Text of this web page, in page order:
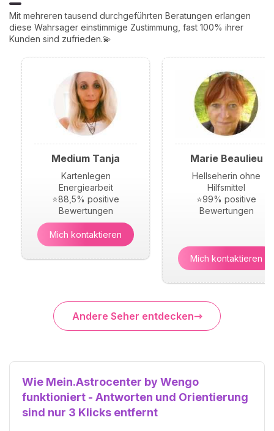
Mit mehreren tausend durchgeführten Beratungen erlangen
diese Wahrsager einstimmige Zustimmung, fast 100% ihrer
Kunden sind zufrieden.💫
Medium Tanja
Kartenlegen
Energiearbeit
⭐88,5% positive
Bewertungen
Mich kontaktieren
Marie Beaulieu
Hellseherin ohne
Hilfsmittel
⭐99% positive
Bewertungen
Mich kontaktieren
Andere Seher entdecken
Wie Mein.Astrocenter by Wengo
funktioniert - Antworten und Orientierung
sind nur 3 Klicks entfernt